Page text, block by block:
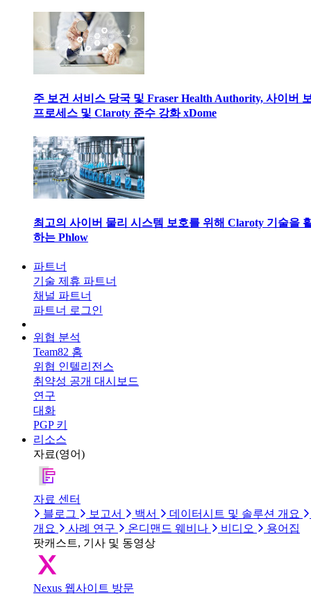
주 보건 서비스 당국 및 Fraser Health Authority, 사이버
프로세스 및 Claroty 준수 강화 xDome
최고의 사이버 물리 시스템 보호를 위해 Claroty 기술을
하는 Phlow
파트너
기술 제휴 파트너
채널 파트너
파트너 로그인
위협 분석
Team82 홈
위협 인텔리전스
취약성 공개 대시보드
연구
대화
PGP 키
리소스
자료(영어)
자료 센터
블로그
보고서 백서
데이터시트 및 솔루션 개요
개요
사례 연구 온디맨드 웨비나 비디오
용어집
팟캐스트, 기사 및 동영상
Nexus 웹사이트 방문